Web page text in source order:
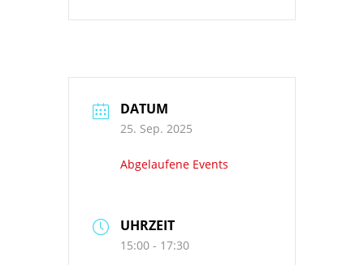
DATUM
25. Sep. 2025
Abgelaufene Events
UHRZEIT
15:00 - 17:30